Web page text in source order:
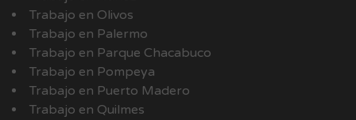
Trabajo en Olivos
Trabajo en Palermo
Trabajo en Parque Chacabuco
Trabajo en Pompeya
Trabajo en Puerto Madero
Trabajo en Quilmes